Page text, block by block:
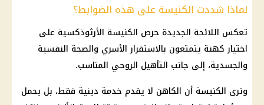
لماذا شددت الكنيسة على هذه الضوابط؟
تعكس اللائحة الجديدة حرص الكنيسة الأرثوذكسية على
اختيار كهنة يتمتعون بالاستقرار الأسري والصحة النفسية
والجسدية، إلى جانب التأهيل الروحي المناسب.
وترى الكنيسة أن الكاهن لا يقدم خدمة دينية فقط، بل يحمل